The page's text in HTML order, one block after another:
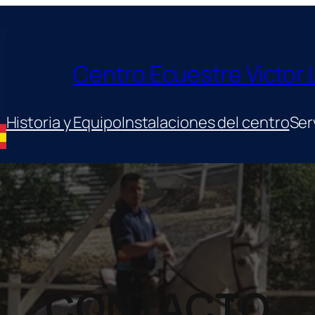
Centro Ecuestre Victor
Historia y EquipoInstalaciones del centro